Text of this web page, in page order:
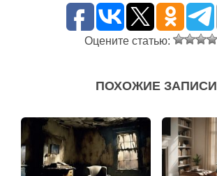
Оцените статью:
ПОХОЖИЕ ЗАПИСИ